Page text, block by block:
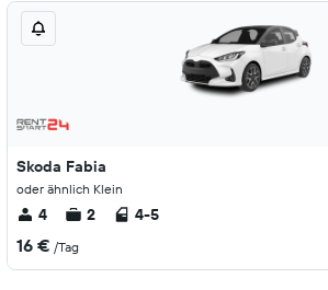
Skoda Fabia
oder ähnlich Klein
4 2 4-5
16 € /Tag